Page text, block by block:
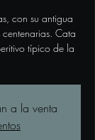
con su antigua
Cata
típico de la
a la venta